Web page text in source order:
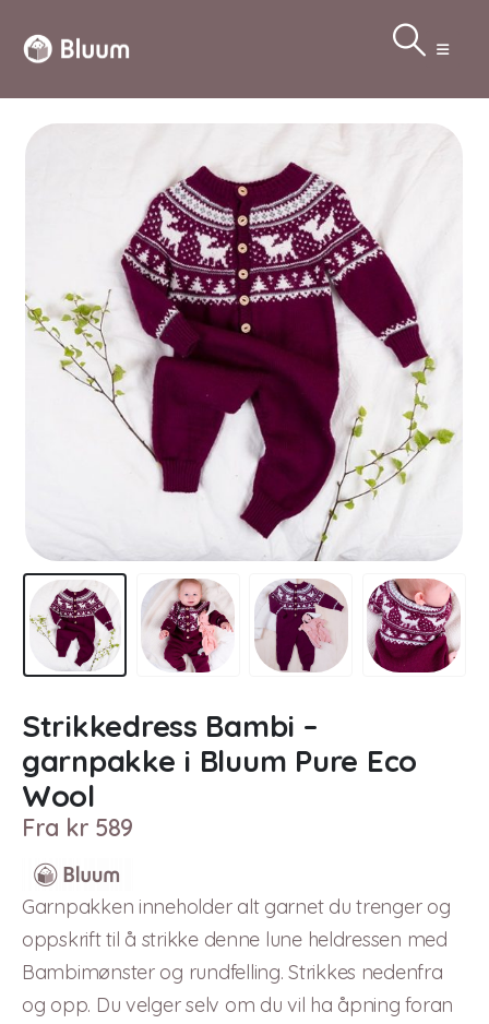
Strikkedress Bambi –
garnpakke i Bluum Pure Eco
Wool
Fra kr 589
Garnpakken inneholder alt garnet du trenger og
oppskrift til å strikke denne lune heldressen med
Bambimønster og rundfelling. Strikkes nedenfra
og opp. Du velger selv om du vil ha åpning foran